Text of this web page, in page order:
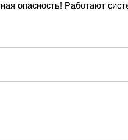
опасность! Работают